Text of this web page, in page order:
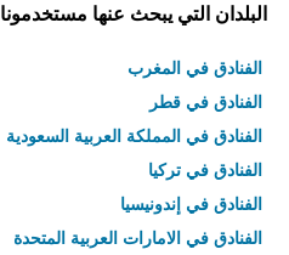
البلدان التي يبحث عنها مستخدمونا
الفنادق في المغرب
الفنادق في قطر
الفنادق في المملكة العربية السعودية
الفنادق في تركيا
الفنادق في إندونيسيا
الفنادق في الامارات العربية المتحدة